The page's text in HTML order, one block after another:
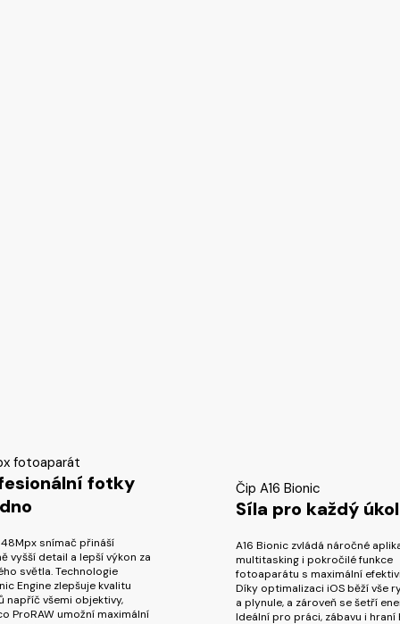
fotoaparát
fotky
snímač přináší
vyšší detail a lepší výkon za
světla. Technologie
Engine zlepšuje kvalitu
napříč všemi objektivy,
ProRAW umožní maximální
Čip A16 Bionic
Síla pro každý úkol
A16 Bionic zvládá náročné
multitasking i pokročilé funkce
fotoaparátu s maximální
Díky optimalizaci iOS běží vše
a plynule, a zároveň se šetří
Ideální pro práci, zábavu i hraní